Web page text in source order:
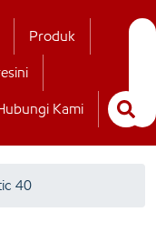
Produk
Kami
40